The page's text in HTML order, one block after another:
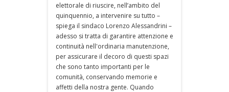
elettorale di riuscire, nell’ambito del
quinquennio, a intervenire su tutto –
spiega il sindaco Lorenzo Alessandrini –
adesso si tratta di garantire attenzione e
continuità nell'ordinaria manutenzione,
per assicurare il decoro di questi spazi
che sono tanto importanti per le
comunità, conservando memorie e
affetti della nostra gente. Quando